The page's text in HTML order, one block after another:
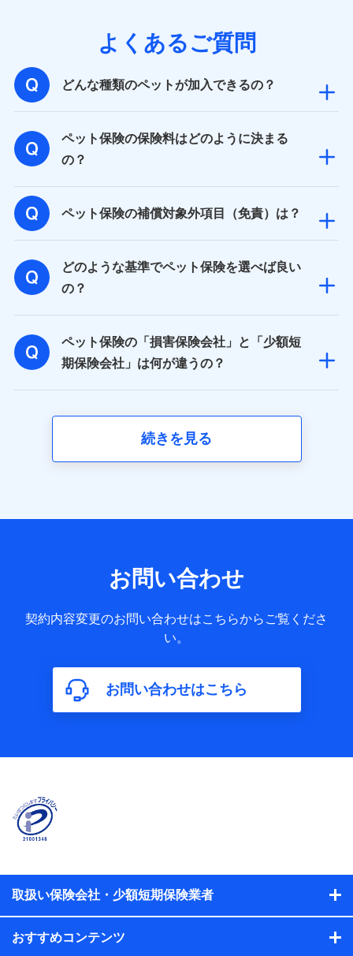
当社は利用目的の達成に必要な範囲内において個人情報
の取り扱いの全部または一部を委託する場合がありま
す。
当社は株式会社NTTドコモとの間で、以下のとおり個
人データを共同利用します。
【共同して利用される利用データの項目】
当社又は株式会社NTTドコモがサービス提供等を通じて
基本情報
氏名、電話番号、メールアドレス、お客さまの識別子、属
性、連絡先、dポイントサービスのご利用に関する情報。例
として、dポイントカード番号、性別、年齢、家族構成、住
利用情報
当社又は株式会社NTTドコモが提供する各種サービスなどの
ご契約・ご利用などに関する情報。例として、当社又は株式
会社NTTドコモが提供する各種サービスのご契約状態・ご利
ーション利用時の行動に関する情報、購入されたサービスや
商品の名称・購入場所・決済に関する情報、アンケートの回
答に関する情報などが含まれます。
保険関連サービス情報
た情報（氏名、住所、生年月日、性別、保険契約者と被保険
の構造や築年数などの情報、ペットの種類や年齢など）及び
お客様との応対記録 （お客様に提示した比較見積の試算結
歴の情報及び保険の更改案内等を提供した際のメール内容や
送信履歴などの情報）が含まれます。
約に関する情報。例として、保険契約者及び被保険者の氏
名、住所、生年月日、性別、保険契約者と被保険者の関係、
保険加入の目的、保険商品の内容、保険料、保険料のお支払
方法、車のメーカーや走行距離などの情報、建物の構造や築
当社
株式会社NTTドコモ
【利用する者の利用目的】
おけるユーザ登録受付および管理のため
当社又は株式会社NTTドコモと取引のあるもしくは委託を受
けている保険会社・提携会社の保険その他に関する情報を提
供するため、また維持管理等の委託業務遂行のため、またそ
れらに付帯、関連する当社、株式会社NTTドコモおよび提携
会社のサービスを案内、提供するため
よくあるご質問
どんな種類のペットが加入できるの？
ペット保険の保険料はどのように決まる
の？
ペット保険の補償対象外項目（免責）は？
どのような基準でペット保険を選べば良い
の？
ペット保険の「損害保険会社」と「少額短
期保険会社」は何が違うの？
続きを見る
お問い合わせ
契約内容変更のお問い合わせはこちらからご覧くださ
い。
お問い合わせはこちら
取扱い保険会社・少額短期保険業者
おすすめコンテンツ